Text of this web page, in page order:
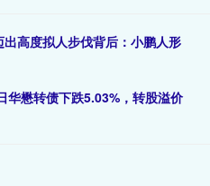
高度拟人步伐背后：小鹏人形
华懋转债下跌5.03%，转股溢价